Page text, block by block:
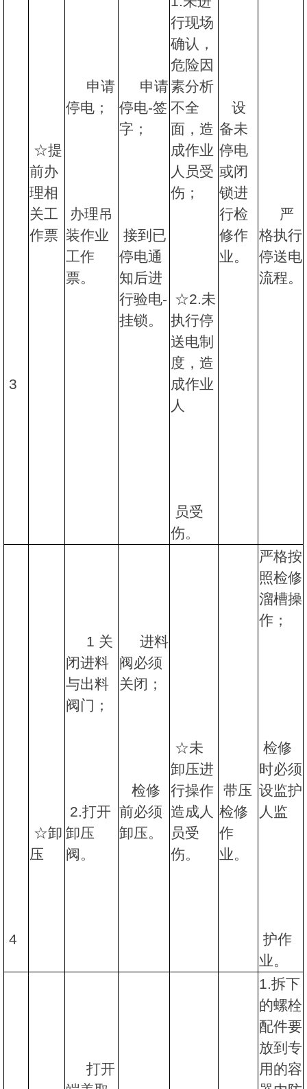
3
☆提
前办
理相
关工
作票
申请
停电；
办理吊
装作业
工作
票。
申请
停电-签
字；
接到已
停电通
知后进
行验电-
挂锁。
行现场
确认，
危险因
素分析
不全
面，造
成作业
人员受
伤；
☆2.未
执行停
送电制
度，造
成作业
人
员受
伤。
设
备未
停电
或闭
锁进
行检
修作
业。
严
格执行
停送电
流程。
4
☆卸
压
1 关
闭进料
与出料
阀门；
2.打开
卸压
阀。
进料
阀必须
关闭；
检修
前必须
卸压。
☆未
卸压进
行操作
造成人
员受
伤。
带压
检修
作
业。
严格按
照检修
溜槽操
作；
检修
时必须
设监护
人监
护作
业。
打开
1.拆下
的螺栓
配件要
放到专
用的容